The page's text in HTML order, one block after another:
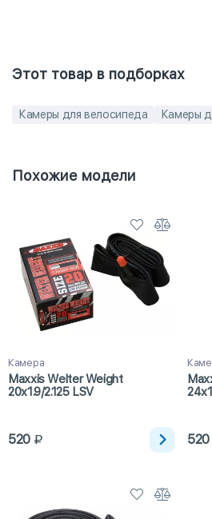
Этот товар в подборках
Камеры для велосипеда Камеры
Похожие модели
Камера
Maxxis Welter Weight
20x1.9/2.125 LSV
520 520